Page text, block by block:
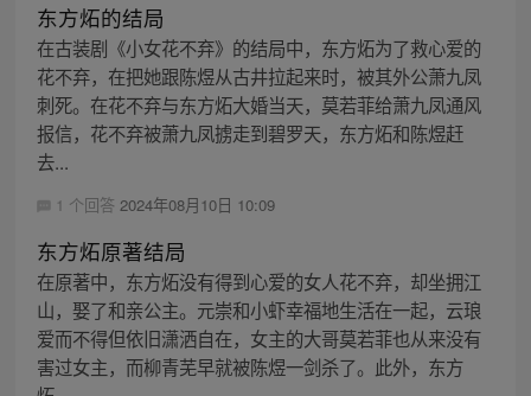
东方炻的结局
在古装剧《小女花不弃》的结局中，东方炻为了救心爱的
花不弃，在把她跟陈煜从古井拉起来时，被其外公萧九凤
刺死。在花不弃与东方炻大婚当天，莫若菲给萧九凤通风
报信，花不弃被萧九凤掳走到碧罗天，东方炻和陈煜赶
去...
1 个回答 2024年08月10日 10:09
东方炻原著结局
在原著中，东方炻没有得到心爱的女人花不弃，却坐拥江
山，娶了和亲公主。元崇和小虾幸福地生活在一起，云琅
爱而不得但依旧潇洒自在，女主的大哥莫若菲也从来没有
害过女主，而柳青芜早就被陈煜一剑杀了。此外，东方